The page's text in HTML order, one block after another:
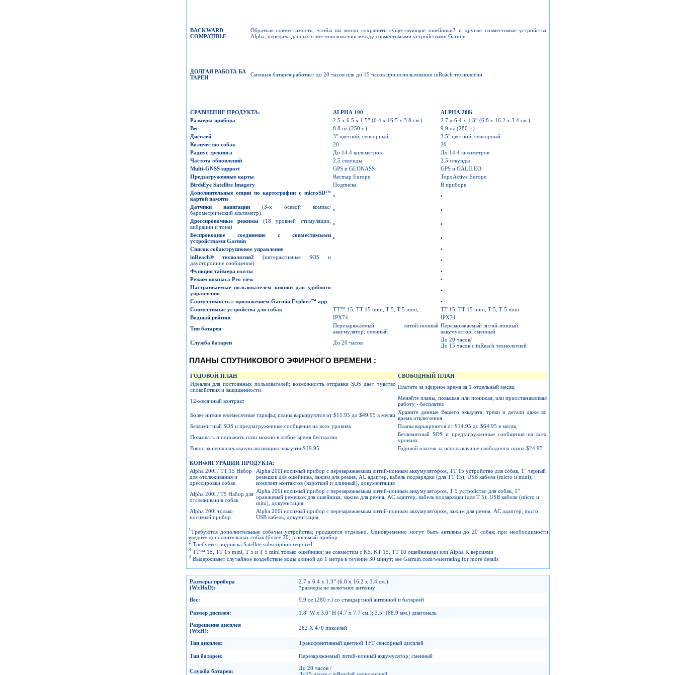
BACKWARD
COMPATIBLE
Обратная совместимость, чтобы вы могли сохранить существующие ошейники3 и другие совместимые устройства
Alpha; передача данных о местоположении между совместимыми устройствами Garmin
ДОЛГАЯ РАБОТА БА
ТАРЕИ
Сменная батарея работает до 20 часов или до 15 часов при использовании inReach технологии
СРАВНЕНИЕ ПРОДУКТА: ALPHA 100 ALPHA 200i
Размеры прибора
2.5 x 6.5 x 1.5” (6.4 x 16.5 x 3.8 см.)
2.7 x 6.4 x 1.3” (6.8 x 16.2 x 3.4 см.)
Вес
8.8 oz (250 г.)
9.9 oz (280 г.)
Дисплей
3" цветной, сенсорный
3.5" цветной, сенсорный
Количество собак
20
20
Радиус трекинга
До 14.4 километров
До 14.4 километров
Частота обновлений
2.5 секунды
2.5 секунды
Multi-GNSS support GPS и GLONASS
GPS и GALILEO
Предзагруженные карты
Recmap Europe
TopoActive Europe
BirdsEye Satellite Imagery Подписка
В приборе
Дополнительные опции по картографии с microSD™
картой памяти
•
•
Датчики навигации (3-х осевой компас/
барометрический альтиметр)
•
•
Дрессировочные режимы (18 уровней стимуляции,
вибрации и тона)
•
•
Беспроводное соединение с совместимыми
устройствамиGarmin •
•
Список собак/групповое управление
•
inReach® технология2 (интерактивные SOS и
двусторонние сообщения)
•
Функция таймера охоты
•
Режим компаса Pro view
•
Настраиваемые пользователем кнопки для удобного
управления
•
Совместимость с приложением Garmin Explore™ app
•
Совместимые устройства для собак
TT™ 15, TT 15 mini, T 5, T 5 mini,
TT 15, TT 15 mini, T 5, T 5 mini
Водный рейтинг
IPX74
IPX74
Тип батареи
Перезаряжаемый литий-ионный
аккумулятор; сменный
Перезаряжаемый литий-ионный
аккумулятор; сменный
Служба батареи
До 20 часов
До 20 часов/
До 15 часов с inReach технологией
ПЛАНЫ СПУТНИКОВОГО ЭФИРНОГО ВРЕМЕНИ :
ГОДОВОЙ ПЛАН
СВОБОДНЫЙ ПЛАН
Идеален для постоянных пользователей; возможность отправки SOS дает чувство
спокойствия и защищенности
Платите за эфирное время за 1 отдельный месяц
12-месячный контракт
Меняйте планы, повышая или понижая, или приостанавливая
работу - бесплатно
Более низкие ежемесячные тарифы; планы варьируются от $11.95 до $49.95 в месяц Храните данные Вашего эккаунта, треки и детали даже во
время отключения
Безлимитный SOS и предзагруженные сообщения на всех уровнях
Планы варьируются от $14.95 до $64.95 в месяц
Повышать и понижать план можно в любое время бесплатно
Безлимитный SOS и предзагруженные сообщения на всех
уровнях
Взнос за первоначальную активацию эккаунта $19.95
Годовой платеж за использование свободного плана $24.95
КОНФИГУРАЦИИ ПРОДУКТА:
Alpha 200i / TT 15 Набор
для отслеживания и
дрессировки собак
Alpha 200i носимый прибор с перезаряжаемым литий-ионным аккумулятором, TT 15 устройство для собак, 1" черный
ремешок для ошейника, зажим для ремня, AC адаптер, кабель подзарядки (для TT 15), USB кабели (micro и mini),
комплект контактов (короткий и длинный), документация
Alpha 200i / T5 Набор для
отслеживания собак
Alpha 200i носимый прибор с перезаряжаемым литий-ионным аккумулятором, T 5 устройство для собак, 1"
оранжевый ремешок для ошейника, зажим для ремня, AC адаптер, кабель подзарядки (для T 5), USB кабели (micro и
mini), докумнтация
Alpha 200i только
носимый прибор
Alpha 200i носимый прибор с перезаряжаемым литий-ионным аккумулятором, зажим для ремня, AC адаптер, micro
USB кабель, докумнтация
1 Требуются дополнительные собачьи устройства; продаются отдельно. Одновременно могут быть активны до 20 собак; при необходимости
введите дополнительных собак (более 20) в носимый прибор
2 Требуется подписка Satellite subscription required
3 TT™ 15, TT 15 mini, T 5 и T 5 mini только ошейники; не совместим с K5, KT 15, TT 10 ошейниками или Alpha K версиями
4Выдерживает случайное воздействие воды длиной до 1 метра в течение 30 минут; see Garmin.com/waterrating for more details
Размеры прибора
(WxHxD):
2.7 x 6.4 x 1.3” (6.8 x 16.2 x 3.4 см.)
*размеры не включают антенну
Вес: 9.9 oz (280 г.) со стандартной антенной и батареей
Размер дисплея:
1.8" W x 3.0" H (4.7 x 7.7 см.); 3.5" (88.9 мм.) диагональ
Разрешение дисплея
(WxH):
282 X 470 пикселей
Тип дисплея: Трансфлективный цветной TFT сенсорный дисплей
Тип батареи: Перезаряжаемый литий-ионный аккумулятор; сменный
Служба батареи:
До 20 часов /